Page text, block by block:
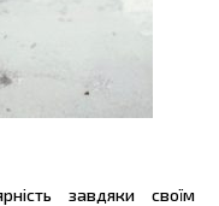
завдяки своїм